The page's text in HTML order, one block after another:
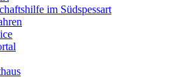
im Südspessart